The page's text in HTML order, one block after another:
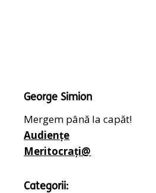
George Simion
Mergem până la capăt!
Audiențe
Meritocrați@
Categorii: